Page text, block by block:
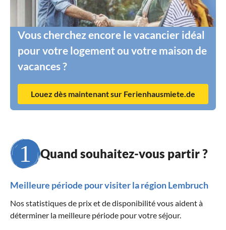
Vous cherchez encore le vacancier idéal
pour votre logement ou votre maison de
vacances ?
Louez dès maintenant sur Ferienhausmiete.de
Quand souhaitez-vous partir ?
Meilleure période pour visiter la région Lembruch
Nos statistiques de prix et de disponibilité vous aident à
déterminer la meilleure période pour votre séjour.